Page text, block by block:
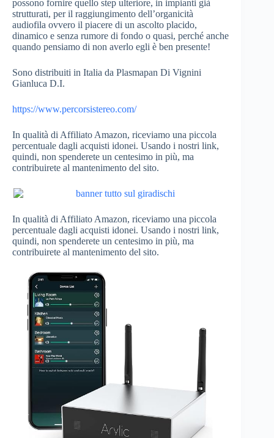
possono fornire quello step ulteriore, in impianti già
strutturati, per il raggiungimento dell’organicità
audiofila ovvero il piacere di un ascolto placido,
dinamico e senza rumore di fondo o quasi, perché anche
quando pensiamo di non averlo egli è ben presente!
Sono distribuiti in Italia da Plasmapan Di Vignini
Gianluca D.I.
https://www.percorsistereo.com/
In qualità di Affiliato Amazon, riceviamo una piccola
percentuale dagli acquisti idonei. Usando i nostri link,
quindi, non spenderete un centesimo in più, ma
contribuirete al mantenimento del sito.
In qualità di Affiliato Amazon, riceviamo una piccola
percentuale dagli acquisti idonei. Usando i nostri link,
quindi, non spenderete un centesimo in più, ma
contribuirete al mantenimento del sito.